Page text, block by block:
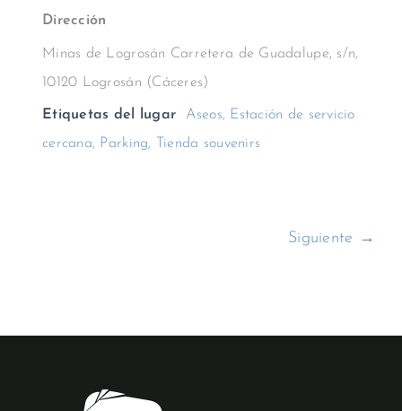
Dirección
Minas de Logrosán Carretera de Guadalupe, s/n,
10120 Logrosán (Cáceres)
Etiquetas del lugar Aseos, Estación de servicio
cercana, Parking, Tienda souvenirs
Siguiente →